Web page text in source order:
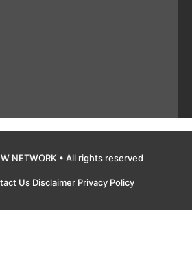
NETWORK • All rights reserved
Us Disclaimer Privacy Policy